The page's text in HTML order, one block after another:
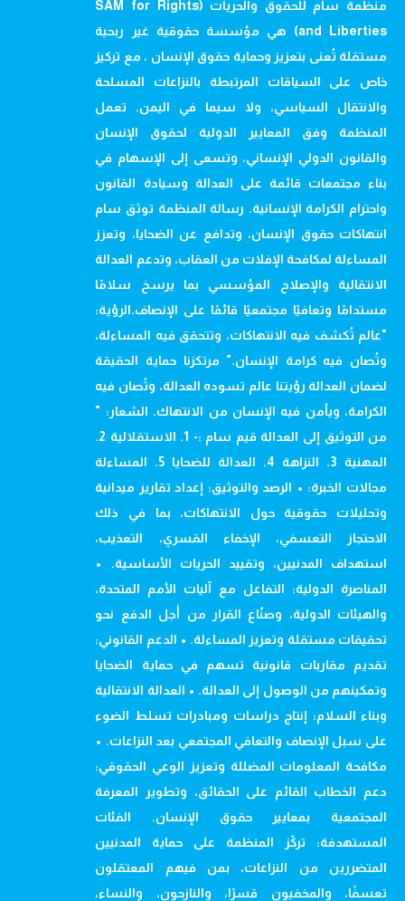
منظمة سام للحقوق والحريات (SAM for Rights
and Liberties) هي مؤسسة حقوقية غير ربحية
مستقلة تُعنى بتعزيز وحماية حقوق الإنسان ، مع تركيز
خاص على السياقات المرتبطة بالنزاعات المسلحة
والانتقال السياسي، ولا سيما في اليمن. تعمل
المنظمة وفق المعايير الدولية لحقوق الإنسان
والقانون الدولي الإنساني، وتسعى إلى الإسهام في
بناء مجتمعات قائمة على العدالة وسيادة القانون
واحترام الكرامة الإنسانية. رسالة المنظمة توثق سام
انتهاكات حقوق الإنسان، وتدافع عن الضحايا، وتعزز
المساءلة لمكافحة الإفلات من العقاب، وتدعم العدالة
الانتقالية والإصلاح المؤسسي بما يرسخ سلامًا
مستدامًا وتعافيًا مجتمعيًا قائمًا على الإنصاف.الرؤية:
"عالم تُكشف فيه الانتهاكات، وتتحقق فيه المساءلة،
وتُصان فيه كرامة الإنسان." مرتكزنا حماية الحقيقة
لضمان العدالة رؤيتنا عالم تسوده العدالة، وتُصان فيه
الكرامة، ويأمن فيه الإنسان من الانتهاك. الشعار: "
من التوثيق إلى العدالة قيم سام :- 1. الاستقلالية 2.
المهنية 3. النزاهة 4. العدالة للضحايا 5. المساءلة
مجالات الخبرة: • الرصد والتوثيق: إعداد تقارير ميدانية
وتحليلات حقوقية حول الانتهاكات، بما في ذلك
الاحتجاز التعسفي، الإخفاء القسري، التعذيب،
استهداف المدنيين، وتقييد الحريات الأساسية. •
المناصرة الدولية: التفاعل مع آليات الأمم المتحدة،
والهيئات الدولية، وصنّاع القرار من أجل الدفع نحو
تحقيقات مستقلة وتعزيز المساءلة. • الدعم القانوني:
تقديم مقاربات قانونية تسهم في حماية الضحايا
وتمكينهم من الوصول إلى العدالة. • العدالة الانتقالية
وبناء السلام: إنتاج دراسات ومبادرات تسلط الضوء
على سبل الإنصاف والتعافي المجتمعي بعد النزاعات. •
مكافحة المعلومات المضللة وتعزيز الوعي الحقوقي:
دعم الخطاب القائم على الحقائق، وتطوير المعرفة
المجتمعية بمعايير حقوق الإنسان. الفئات
المستهدفة: تركّز المنظمة على حماية المدنيين
المتضررين من النزاعات، بمن فيهم المعتقلون
تعسفًا، والمخفيون قسرًا، والنازحون، والنساء،